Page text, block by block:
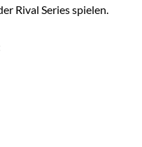
Rival Series spielen.